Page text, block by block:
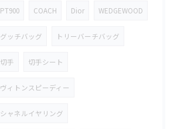
PT900 COACH Dior WEDGEWOOD
グッチバッグ トリーバーチバッグ
切手 切手シート
ヴィトンスピーディー
シャネルイヤリング